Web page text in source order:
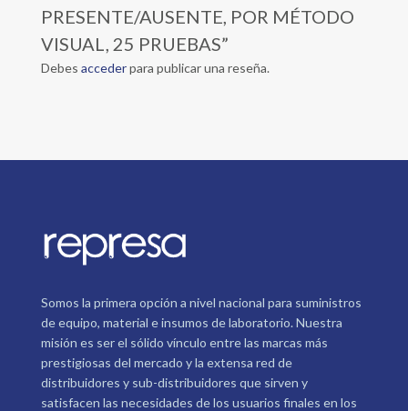
PRESENTE/AUSENTE, POR MÉTODO
VISUAL, 25 PRUEBAS”
Debes accederpara publicar una reseña.
Somos la primera opción a nivel nacional para suministros
de equipo, material e insumos de laboratorio. Nuestra
misión es ser el sólido vínculo entre las marcas más
prestigiosas del mercado y la extensa red de
distribuidores y sub-distribuidores que sirven y
satisfacen las necesidades de los usuarios finales en los